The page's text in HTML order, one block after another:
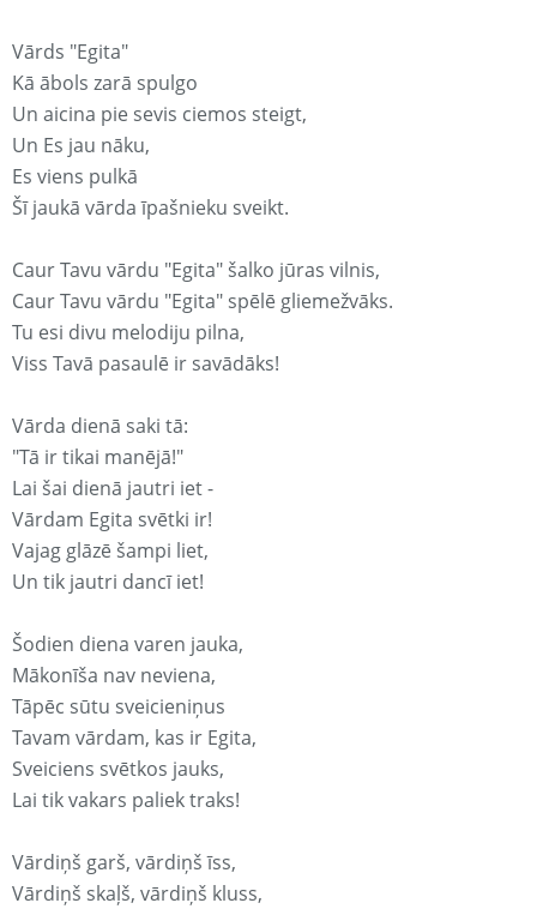
Vārds "Egita"
Kā ābols zarā spulgo
Un aicina pie sevis ciemos steigt,
Un Es jau nāku,
Es viens pulkā
Šī jaukā vārda īpašnieku sveikt.
Caur Tavu vārdu "Egita" šalko jūras vilnis,
Caur Tavu vārdu "Egita" spēlē gliemežvāks.
Tu esi divu melodiju pilna,
Viss Tavā pasaulē ir savādāks!
Vārda dienā saki tā:
"Tā ir tikai manējā!"
Lai šai dienā jautri iet -
Vārdam Egita svētki ir!
Vajag glāzē šampi liet,
Un tik jautri dancī iet!
Šodien diena varen jauka,
Mākonīša nav neviena,
Tāpēc sūtu sveicieniņus
Tavam vārdam, kas ir Egita,
Sveiciens svētkos jauks,
Lai tik vakars paliek traks!
Vārdiņš garš, vārdiņš īss,
Vārdiņš skaļš, vārdiņš kluss,